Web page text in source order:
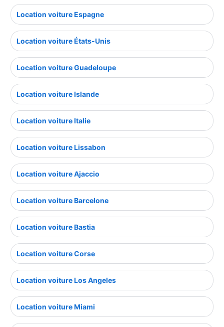
Location voiture Espagne
Location voiture États-Unis
Location voiture Guadeloupe
Location voiture Islande
Location voiture Italie
Location voiture Lissabon
Location voiture Ajaccio
Location voiture Barcelone
Location voiture Bastia
Location voiture Corse
Location voiture Los Angeles
Location voiture Miami